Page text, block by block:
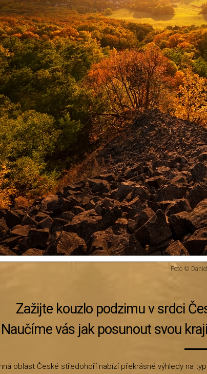
Foto ©
Zažijte kouzlo podzimu v srdci
Naučíme vás jak posunout svou
oblast České středohoří nabízí překrásné výhledy na